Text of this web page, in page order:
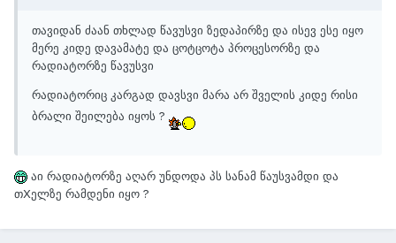
თავიდან ძაან თხლად წავუსვი ზედაპირზე და ისევ ესე იყო
მერე კიდე დავამატე და ცოტცოტა პროცესორზე და
რადიატორზე წავუსვი
რადიატორიც კარგად დავსვი მარა არ შველის კიდე რისი
ბრალი შეილება იყოს ?
აი რადიატორზე აღარ უნდოდა პს სანამ წაუსვამდი და
თXელზე რამდენი იყო ?